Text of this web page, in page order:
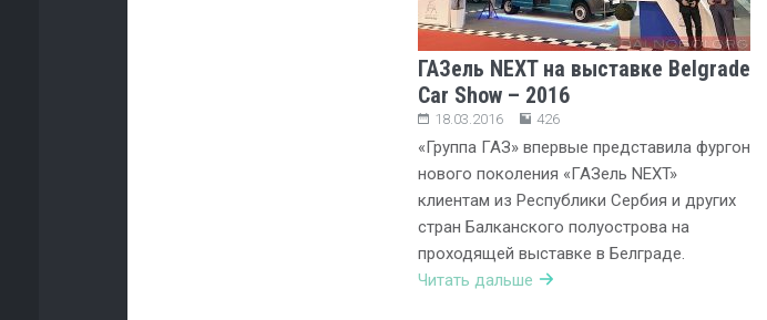
ГАЗель NEXT на выставке Belgrade
Car Show – 2016
18.03.2016 426
«Группа ГАЗ» впервые представила фургон
нового поколения «ГАЗель NEXT»
клиентам из Республики Сербия и других
стран Балканского полуострова на
проходящей выставке в Белграде.
Читать дальше